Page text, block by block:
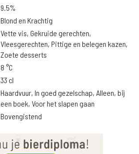
9.5%
Blond en Krachtig
Vette vis, Gekruide gerechten,
Vleesgerechten, Pittige en belegen kazen,
Zoete desserts
8 °C
33 cl
Haardvuur, In goed gezelschap, Alleen, bij
een boek, Voor het slapen gaan
Bovengistend